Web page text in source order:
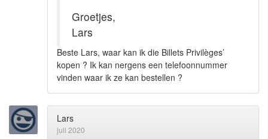
Groetjes,
Lars
Beste Lars, waar kan ik die Billets Privilèges’
kopen ? Ik kan nergens een telefoonnummer
vinden waar ik ze kan bestellen ?
Lars
juli 2020